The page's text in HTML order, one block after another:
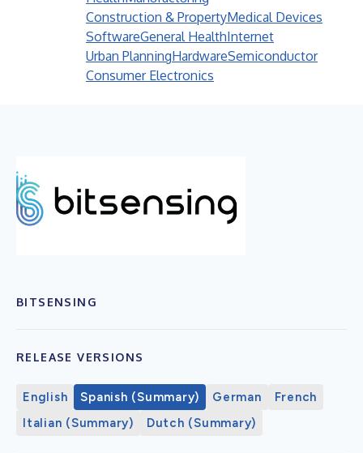
Construction & PropertyMedical Devices
SoftwareGeneral HealthInternet
Urban PlanningHardwareSemiconductor
Consumer Electronics
BITSENSING
RELEASE VERSIONS
English Spanish (Summary) German
French
Italian (Summary)
Dutch (Summary)